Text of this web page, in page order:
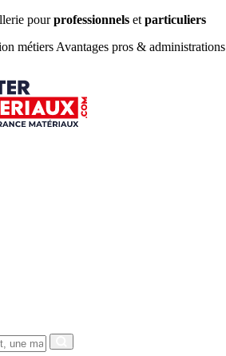
pourprofessionnels et particuliers
métiers Avantages pros & administrations